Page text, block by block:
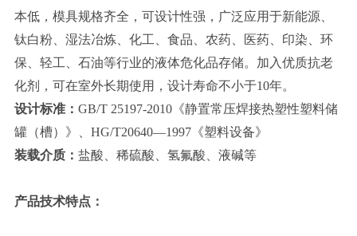
本低，模具规格齐全，可设计性强，广泛应用于新能源、
钛白粉、湿法冶炼、化工、食品、农药、医药、印染、环
保、轻工、石油等行业的液体危化品存储。加入优质抗老
化剂，可在室外长期使用，设计寿命不小于10年。
设计标准： GB/T 25197-2010《静置常压焊接热塑性塑料储
罐（槽）》、 HG/T20640—1997《塑料设备》
装载介质： 盐酸、稀硫酸、氢氟酸、液碱等
产品技术特点：